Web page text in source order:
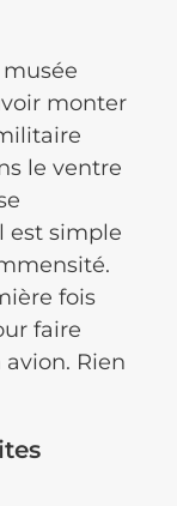
monter
le ventre
est simple
fois
faire
Rien